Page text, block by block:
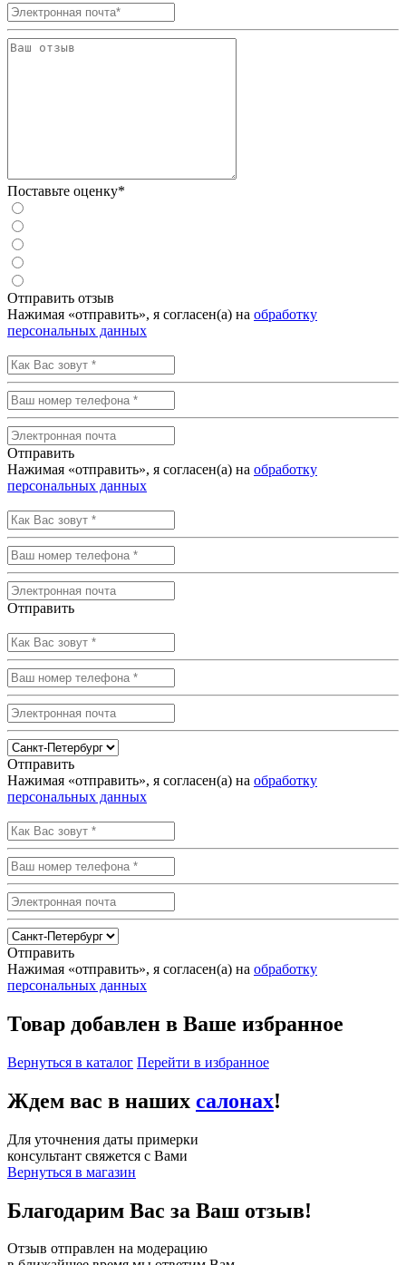
Поставьте оценку*
Отправить отзыв
Нажимая «отправить», я согласен(а) на обработку
персональных данных
Отправить
Нажимая «отправить», я согласен(а) на обработку
персональных данных
Отправить
Отправить
Нажимая «отправить», я согласен(а) на обработку
персональных данных
Отправить
Нажимая «отправить», я согласен(а) на обработку
персональных данных
Товар добавлен в Ваше избранное
Вернуться в каталог Перейти в избранное
Ждем вас в наших салонах!
Для уточнения даты примерки
консультант свяжется с Вами
Вернуться в магазин
Благодарим Вас за Ваш отзыв!
Отзыв отправлен на модерацию